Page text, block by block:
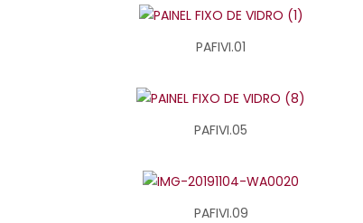
PAFIVI.01
PAFIVI.05
PAFIVI.09